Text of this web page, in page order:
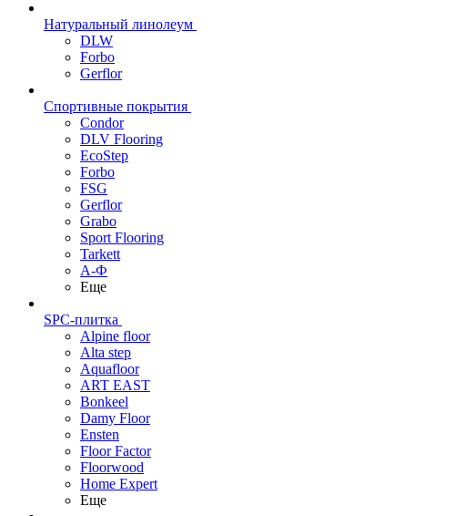
Натуральный линолеум
DLW
Forbo
Gerflor
Спортивные покрытия
Condor
DLV Flooring
EcoStep
Forbo
FSG
Gerflor
Grabo
Sport Flooring
Tarkett
А-Ф
Еще
SPC-плитка
Alpine floor
Alta step
Aquafloor
ART EAST
Bonkeel
Damy Floor
Ensten
Floor Factor
Floorwood
Home Expert
Еще